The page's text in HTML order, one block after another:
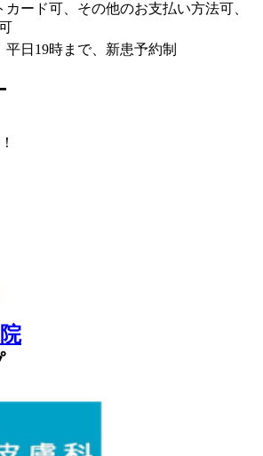
カード可、その他のお支払い方法可、
平日19時まで、新患予約制